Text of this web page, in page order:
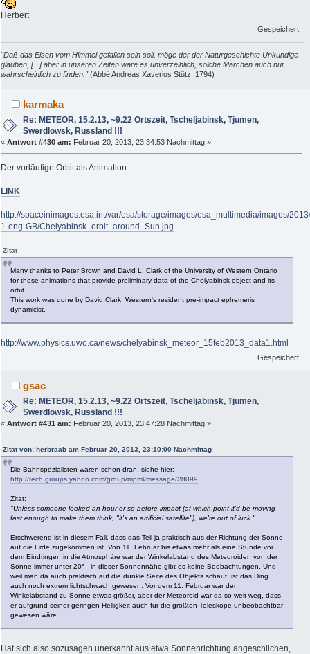
Herbert
Gespeichert
"Daß das Eisen vom Himmel gefallen sein soll, möge der der Naturgeschichte Unkundige
glauben, [...] aber in unseren Zeiten wäre es unverzeihlich, solche Märchen auch nur
wahrscheinlich zu finden."(Abbé Andreas Xaverius Stütz, 1794)
karmaka
Re: METEOR, 15.2.13, ~9.22 Ortszeit, Tscheljabinsk, Tjumen,
Swerdlowsk, Russland !!!
« Antwort #430 am: Februar 20, 2013, 23:34:53 Nachmittag »
Der vorläufige Orbit als Animation
LINK
http://spaceinimages.esa.int/var/esa/storage/images/esa_multimedia/images/
1-eng-GB/Chelyabinsk_orbit_around_Sun.jpg
Zitat
Many thanks to Peter Brown and David L. Clark of the University of Western Ontario
for these animations that provide preliminary data of the Chelyabinsk object and its
orbit.
This work was done by David Clark, Western's resident pre-impact ephemeris
dynamicist.
http://www.physics.uwo.ca/news/chelyabinsk_meteor_15feb2013_data1.html
Gespeichert
gsac
Re: METEOR, 15.2.13, ~9.22 Ortszeit, Tscheljabinsk, Tjumen,
Swerdlowsk, Russland !!!
« Antwort #431 am: Februar 20, 2013, 23:47:28 Nachmittag »
Zitat von: herbraab am Februar 20, 2013, 23:10:00 Nachmittag
Die Bahnspezialisten waren schon dran, siehe hier:
http://tech.groups.yahoo.com/group/mpml/message/28099
Zitat:
"Unless someone looked an hour or so before impact (at which point it'd be moving
fast enough to make them think, "it's an artificial satellite"), we're out of luck."
Erschwerend ist in diesem Fall, dass das Teil ja praktisch aus der Richtung der Sonne
auf die Erde zugekommen ist. Von 11. Februar bis etwas mehr als eine Stunde vor
dem Eindringen in die Atmosphäre war der Winkelabstand des Meteoroiden von der
Sonne immer unter 20° - in dieser Sonnennähe gibt es keine Beobachtungen. Und
weil man da auch praktisch auf die dunkle Seite des Objekts schaut, ist das Ding
auch noch extrem lichtschwach gewesen. Vor dem 11. Februar war der
Winkelabstand zu Sonne etwas größer, aber der Meteoroid war da so weit weg, dass
er aufgrund seiner geringen Helligkeit auch für die größten Teleskope unbeobachtbar
gewesen wäre.
Hat sich also sozusagen unerkannt aus etwa Sonnenrichtung angeschlichen,